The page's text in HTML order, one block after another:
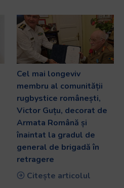
Cel mai longeviv
membru al comunității
rugbystice românești,
Victor Guțu, decorat de
Armata Română și
înaintat la gradul de
general de brigadă în
retragere
Citește articolul